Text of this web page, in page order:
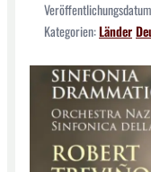
Kategorien:Länder